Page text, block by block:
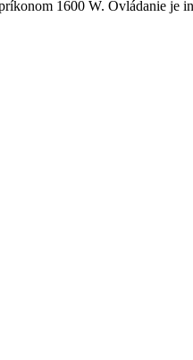
1600 W. Ovládanie je